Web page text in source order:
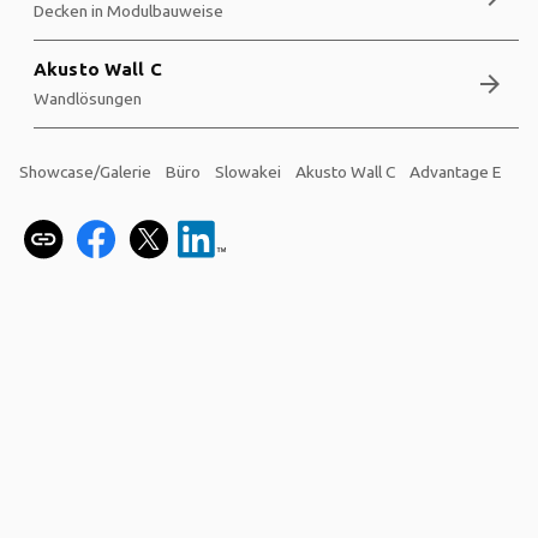
Decken in Modulbauweise
Akusto Wall C
Wandlösungen arrow_forward
Showcase/Galerie Büro Slowakei Akusto Wall C Advantage E